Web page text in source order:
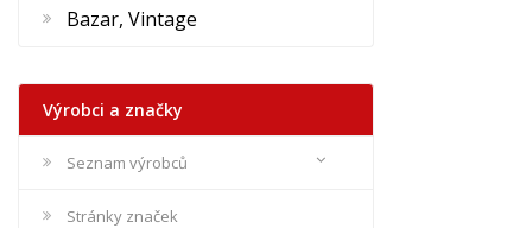
Bazar, Vintage
Výrobci a značky
Seznam výrobců
Stránky značek